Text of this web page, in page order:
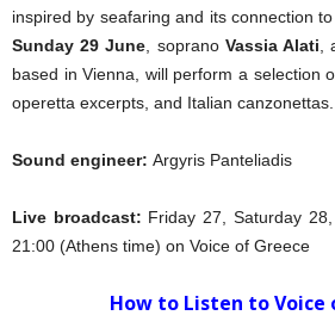
inspired by seafaring and its connection
Sunday 29 June , soprano Vassia Alati
based in Vienna, will perform a selection
operetta excerpts, and Italian canzonettas.
Sound engineer: Argyris Panteliadis
Live broadcast: Friday 27, Saturday
21:00 (Athens time) on Voice of Greece
How to Listen to Voice